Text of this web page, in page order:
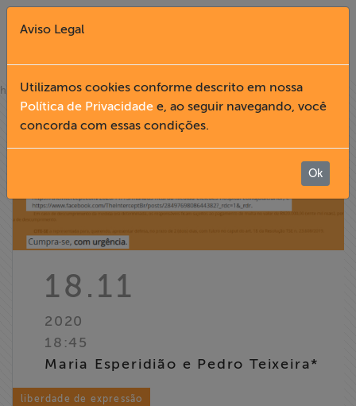
Fechar X
English
Informação
Liberdade de
Expressão
home»notícias
18.11
2020
18:45
Maria Esperidião e Pedro Teixeira*
liberdade de expressão
Aviso Legal
Utilizamos cookies conforme descrito em nossa
Política de Privacidade e, ao seguir navegando, você
concorda com essas condições.
Ok